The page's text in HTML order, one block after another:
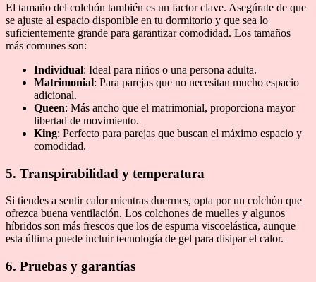
El tamaño del colchón también es un factor clave. Asegúrate de que
se ajuste al espacio disponible en tu dormitorio y que sea lo
suficientemente grande para garantizar comodidad. Los tamaños
más comunes son:
Individual: Ideal para niños o una persona adulta.
Matrimonial: Para parejas que no necesitan mucho espacio
adicional.
Queen: Más ancho que el matrimonial, proporciona mayor
libertad de movimiento.
King: Perfecto para parejas que buscan el máximo espacio y
comodidad.
5. Transpirabilidad y temperatura
Si tiendes a sentir calor mientras duermes, opta por un colchón que
ofrezca buena ventilación. Los colchones de muelles y algunos
híbridos son más frescos que los de espuma viscoelástica, aunque
esta última puede incluir tecnología de gel para disipar el calor.
6. Pruebas y garantías